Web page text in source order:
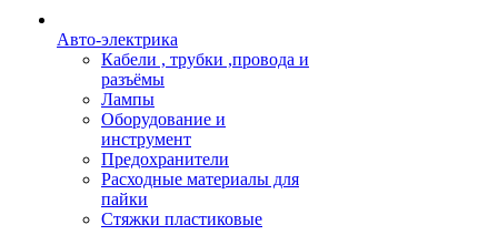
Авто-электрика
Кабели , трубки ,провода и
разъёмы
Лампы
Оборудование и
инструмент
Предохранители
Расходные материалы для
пайки
Стяжки пластиковые